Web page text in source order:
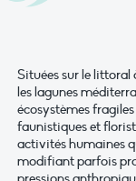
Situées sur le littoral
les lagunes
écosystèmes
faunistiques et
activités humaines
modifiant parfois